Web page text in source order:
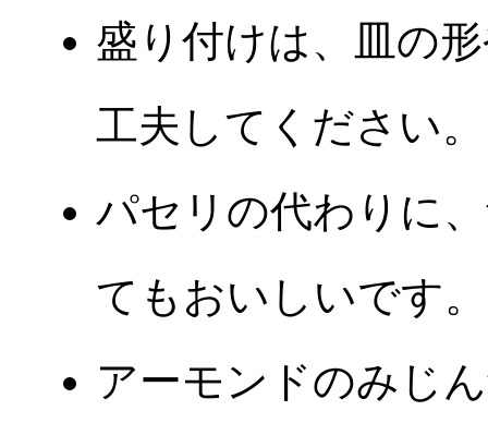
盛り付けは、皿の
工夫してください。
パセリの代わりに
てもおいしいです。
アーモンドのみじ